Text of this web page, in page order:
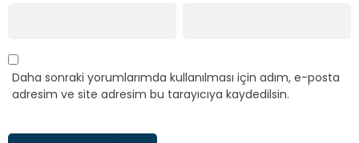
Daha sonraki yorumlarımda kullanılması için adım, e-posta
adresim ve site adresim bu tarayıcıya kaydedilsin.